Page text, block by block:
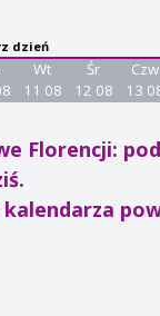
dzień
Wt
11 08
Śr
12 08
Czw
13
Florencji: